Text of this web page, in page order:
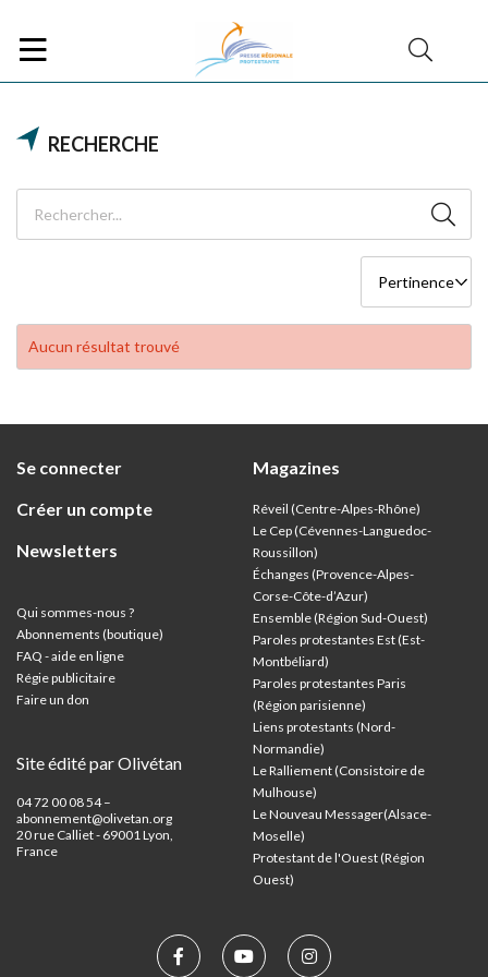
RECHERCHE
Aucun résultat trouvé
Se connecter
Créer un compte
Newsletters
Qui sommes-nous ?
Abonnements (boutique)
FAQ - aide en ligne
Régie publicitaire
Faire un don
Site édité par Olivétan
04 72 00 08 54 –
abonnement@olivetan.org
20 rue Calliet - 69001 Lyon,
France
Magazines
Réveil (Centre-Alpes-Rhône)
Le Cep (Cévennes-Languedoc-
Roussillon)
Échanges (Provence-Alpes-
Corse-Côte-d’Azur)
Ensemble (Région Sud-Ouest)
Paroles protestantes Est (Est-
Montbéliard)
Paroles protestantes Paris
(Région parisienne)
Liens protestants (Nord-
Normandie)
Le Ralliement (Consistoire de
Mulhouse)
Le Nouveau Messager(Alsace-
Moselle)
Protestant de l'Ouest (Région
Ouest)